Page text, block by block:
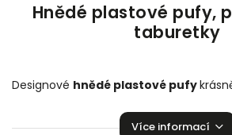
Hnědé plastové pufy,
taburetky
Designové hnědé plastové pufy
sedací soupravě přímo stvořené k
Více informací